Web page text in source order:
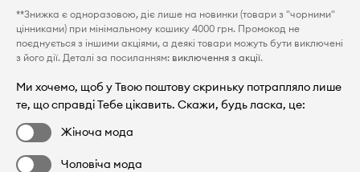
**Знижка є одноразовою, діє лише на новинки (товари з "чорними"
цінниками) при мінімальному кошику 4000 грн. Промокод не
поєднується з іншими акціями, а деякі товари можуть бути виключені
з його дії. Деталі за посиланням: виключення з акції.
Ми хочемо, щоб у Твою поштову скриньку потрапляло лише
те, що справді Тебе цікавить. Скажи, будь ласка, це:
Жіноча мода
Чоловіча мода